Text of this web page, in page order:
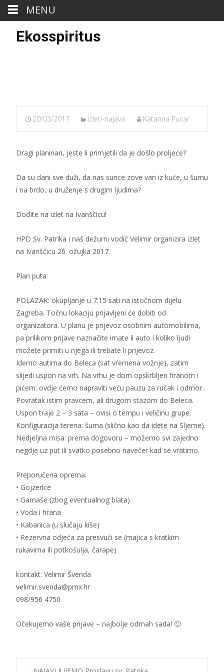
Ekosspiritus
20/03/2017 izleti-najava Katarina Pucar
Dragi planinari, jeste li primjetili da je došlo proljeće?
Da su dani sve duži, da nas sunce zove van iz kuće, u šumu
i na brdo, u druženje s drugim ljudima?
Dođite na izlet na Ivanščicu!
HPD Sv. Patrika i naš dežurni vodič Velimir organizira izlet
na Ivanščicu 26. ožujka 2017.
Plan puta:
POLAZAK: okupljanje u 7:15 sati na istočnom dijelu
Zagreba. Točnu lokaciju prijavljeni će dobiti od
organizatora. U planu je prijevoz osobnim automobilima,
pa prilikom prijave naznačite imate li auto i koliko ljudi
možete primiti u njega ili trebate li prijevoz.
Idemo autima do Beleca (sat vremena vožnje), zatim
slijedi uspon na vrh. Na vrhu je dom opskrbljen hranom i
pićem: ovdje ćemo napraviti veću pauzu za ručak i odmor .
Povratak istim pravcem, ali drugom stazom do Beleca.
Uspon traje 2 – 3 sata – ovisi o tempu i veličinu grupe.
Konfiguracija terena: šuma (slično kao da idete na Sljeme).
Nedjeljna misa: prema dogovoru – možemo svi zajedno
negdje uz put ili svatko posebno navečer kad se vratimo.
Preporučena oprema:
• Gojzerice
• Gamaše (zbog eventualnog blata)
• Voda i hrana
• Kabanica (u slučaju kiše)
• Rezervna odjeća za presvući se (majica s kratkim
rukavima ili potkošulja, čarape)
kontakt: Velimir Švenda
velimir.svenda@pmx.hr
098/956 4750
Očekujemo vaše prijave – najbolje odmah sada! 🙂
MENU